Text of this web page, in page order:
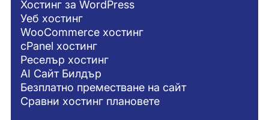
Хостинг за WordPress
Уеб хостинг
WooCommerce хостинг
cPanel хостинг
Реселър хостинг
AI Сайт Билдър
Безплатно преместване на сайт
Сравни хостинг плановете